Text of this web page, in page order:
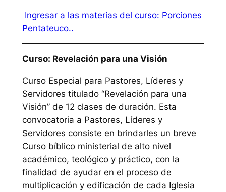
Ingresar a las materias del curso: Porciones
Pentateuco..
Curso: Revelación para una Visión
Curso Especial para Pastores, Líderes y
Servidores titulado “Revelación para una
Visión” de 12 clases de duración. Esta
convocatoria a Pastores, Líderes y
Servidores consiste en brindarles un breve
Curso bíblico ministerial de alto nivel
académico, teológico y práctico, con la
finalidad de ayudar en el proceso de
multiplicación y edificación de cada Iglesia